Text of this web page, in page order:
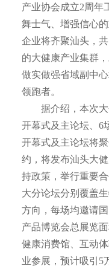
产业协会成立2周年
舞士气、增强信心
企业将齐聚汕头，
的大健康产业集群
做实做强省域副中
领跑者。
据介绍，本次大
开幕式及主论坛、6
开幕式及主论坛将
约，将发布汕头大
持政策，举行重要
大分论坛分别覆盖
方向，每场均邀请
产品博览会总展览
健康消费馆、互动
业参展，预计吸引5